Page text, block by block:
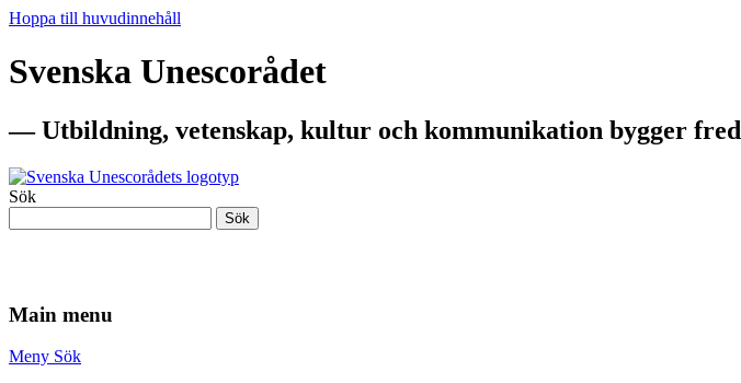
Hoppa till huvudinnehåll
Svenska Unescorådet
— Utbildning, vetenskap, kultur och kommunikation bygger fred
Sök
Sök
Main menu
Meny Sök